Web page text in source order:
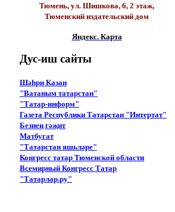
Тюмень, ул. Шишкова, 6, 2 этаж,
Тюменский издательский дом
Яндекс. Карта
Дус-иш сайты
Шәһри Казан
"Ватаным татарстан"
"Татар-информ"
Газета Республики Татарстан "Интертат"
Безнең гәҗит
Матбугат
"Татарстан яшьләре"
Конгресс татар Тюменской области
Всемирный Конгресс Татар
"Татарлар.ру"